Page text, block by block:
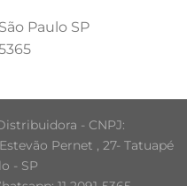
Paulo SP
- CNPJ:
Pernet , 27- Tatuapé
- SP